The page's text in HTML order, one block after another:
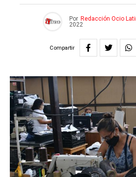
Por Redacción Ocio
2022
Compartir